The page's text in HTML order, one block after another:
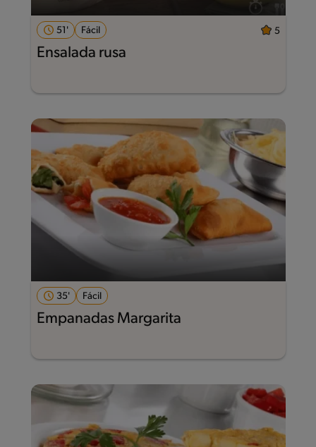
51' Fácil 5
Ensalada rusa
35' Fácil
Empanadas Margarita